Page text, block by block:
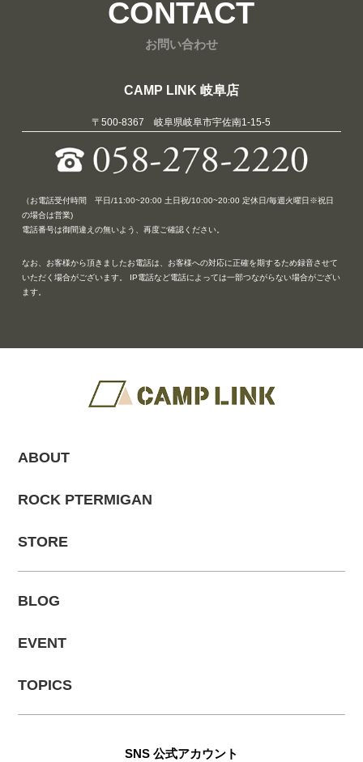
CONTACT
お問い合わせ
CAMP LINK 岐阜店
〒500-8367 岐阜県岐阜市宇佐南1-15-5
（お電話受付時間 平日/11:00~20:00 土日祝/10:00~20:00 定休日/毎週火曜日※祝日
の場合は営業)
電話番号は御間違えの無いよう、再度ご確認ください。
なお、お客様から頂きましたお電話は、お客様への対応に正確を期するため録音させて
いただく場合がございます。 IP電話など電話によっては一部つながらない場合がござい
ます。
ABOUT
ROCK PTERMIGAN
STORE
BLOG
EVENT
TOPICS
SNS 公式アカウント